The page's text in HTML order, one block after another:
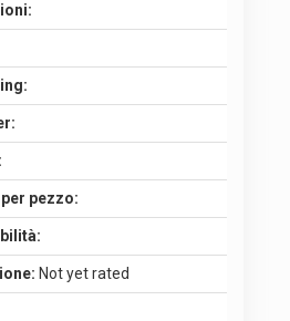
pezzo:
Not yet rated